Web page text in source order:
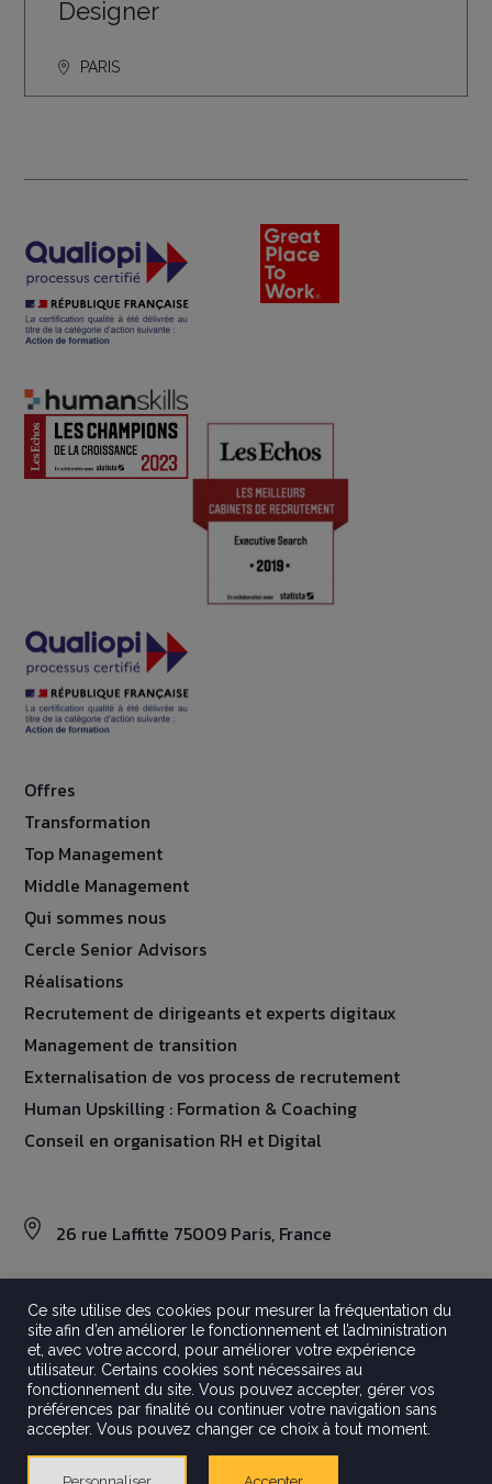
Designer
PARIS
Offres
Transformation
Top Management
Middle Management
Qui sommes nous
Cercle Senior Advisors
Réalisations
Recrutement de dirigeants et experts digitaux
Management de transition
Externalisation de vos process de recrutement
Human Upskilling : Formation & Coaching
Conseil en organisation RH et Digital
26 rue Laffitte 75009 Paris, France
©2026 Aravati
Tout droits réservés
Mentions légales
Politique de confidentialité
Crédits
Ce site utilise des cookies pour mesurer la fréquentation du
site afin d’en améliorer le fonctionnement et l’administration
et, avec votre accord, pour améliorer votre expérience
utilisateur. Certains cookies sont nécessaires au
fonctionnement du site. Vous pouvez accepter, gérer vos
préférences par finalité ou continuer votre navigation sans
accepter. Vous pouvez changer ce choix à tout moment.